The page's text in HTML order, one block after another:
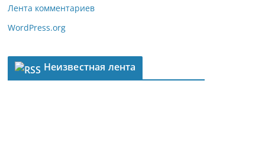
Лента комментариев
WordPress.org
Неизвестная лента